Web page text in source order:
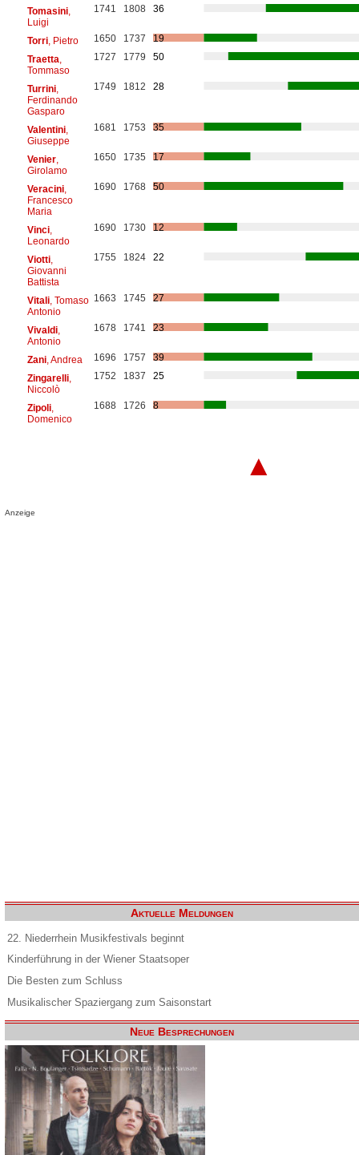
Tomasini,
Luigi
1741 1808 36
Torri, Pietro 1650 1737
19
Traetta
Tommaso
1727 1779 50
Turrini,
Ferdinando
Gasparo
1749 1812 28
Valentini,
Giuseppe
1681 1753 35
Venier,
Girolamo
1650 1735 17
Veracini,
Francesco
Maria
1690 1768 50
Vinci,
Leonardo
1690 1730 12
Viotti,
Giovanni
Battista
1755 1824 22
Vitali, Tomaso
Antonio
1663 1745 27
Vivaldi,
Antonio
1678 1741 23
Zani, Andrea 1696 1757
39
Zingarelli,
Niccolò
1752 1837 25
Zipoli,
Domenico
1688 1726 8
▲
Anzeige
Aktuelle Meldungen
22. Niederrhein Musikfestivals beginnt
Kinderführung in der Wiener Staatsoper
Die Besten zum Schluss
Musikalischer Spaziergang zum Saisonstart
Neue Besprechungen